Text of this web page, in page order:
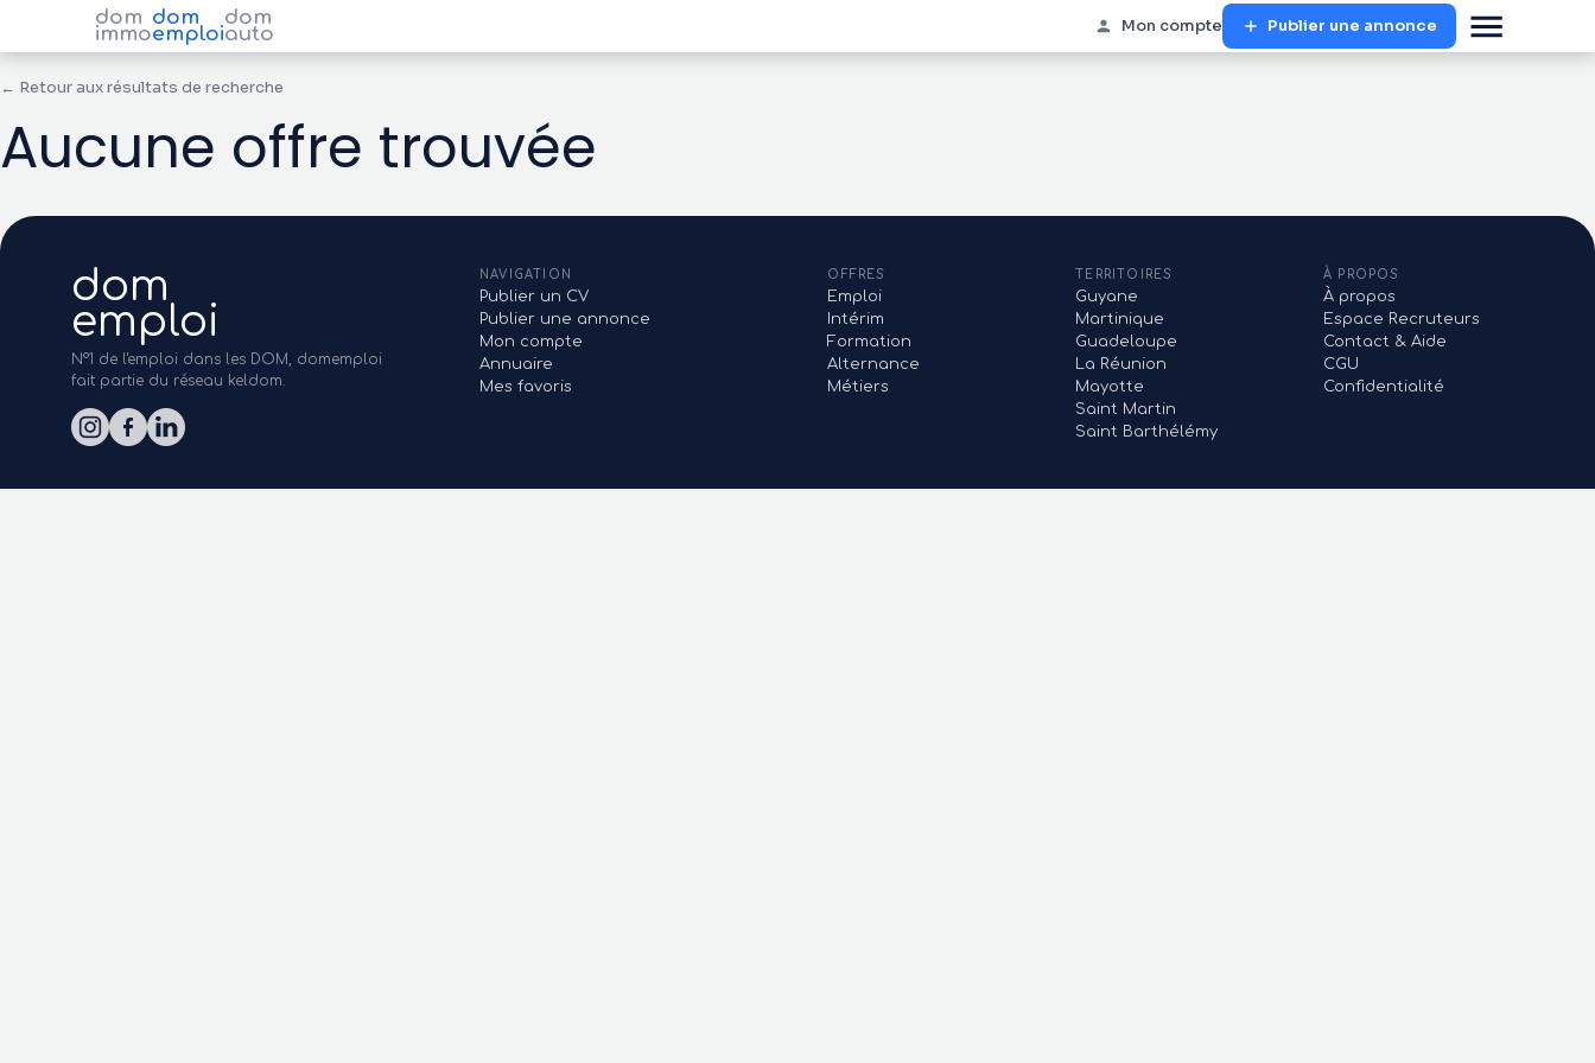
dom
immo
dom
emploi
dom
auto Mon compte Publier une annonce
← Retour aux résultats de recherche
Aucune offre trouvée
dom
emploi
N°1 de l'emploi dans les DOM, domemploi
fait partie du réseau keldom.
NAVIGATION
Publier un CV
Publier une annonce
Mon compte
Annuaire
Mes favoris
OFFRES
Emploi
Intérim
Formation
Alternance
Métiers
TERRITOIRES
Guyane
Martinique
Guadeloupe
La Réunion
Mayotte
Saint Martin
Saint Barthélémy
À PROPOS
À propos
Espace Recruteurs
Contact & Aide
CGU
Confidentialité